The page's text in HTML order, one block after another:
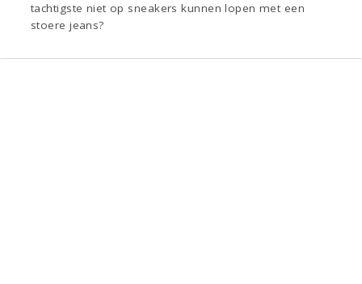
tachtigste niet op sneakers kunnen lopen met een
stoere jeans?